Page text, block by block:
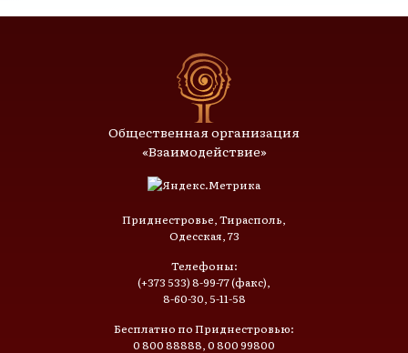
Общественная организация
«Взаимодействие»
Приднестровье, Тирасполь,
Одесская, 73
Телефоны:
(+373 533) 8-99-77 (факс),
8-60-30, 5-11-58
Бесплатно по Приднестровью:
0 800 88888, 0 800 99800